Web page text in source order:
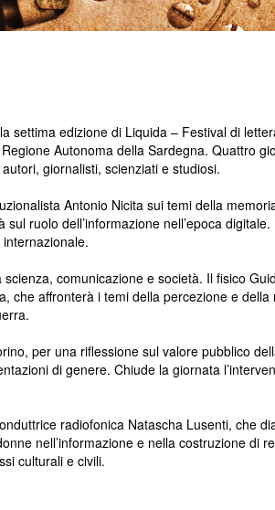
edizione di Liquida – Festival di
Autonoma della Sardegna. Quattro
giornalisti, scienziati e studiosi.
Antonio Nicita sui temi della
ruolo dell’informazione nell’epoca
comunicazione e società. Il fisico
che affronterà i temi della percezione e
per una riflessione sul valore pubblico
di genere. Chiude la giornata
radiofonica Natascha Lusenti, che
nell’informazione e nella costruzione di
culturali e civili.